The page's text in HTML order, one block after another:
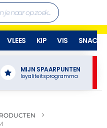
VLEES KIP VIS SNACKS
MIJN SPAARPUNTEN
loyaliteitsprogramma